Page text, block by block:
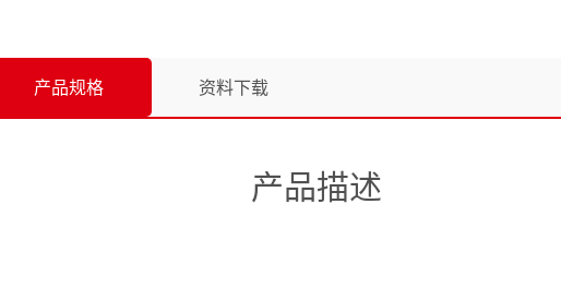
产品规格 资料下载
产品描述